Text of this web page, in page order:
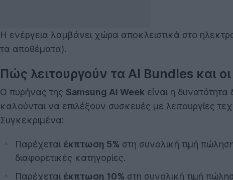
Η ενέργεια λαμβάνει χώρα αποκλειστικά στο
τα αποθέματα).
Πώς λειτουργούν τα AI Bundles και
Ο πυρήνας της Samsung AI Week είναι η
καλούνται να επιλέξουν συσκευές με λειτουργίες
Συγκεκριμένα:
Παρέχεται έκπτωση 5% στη συνολική τιμή
διαφορετικές κατηγορίες.
Παρέχεται έκπτωση 10% στη συνολική τιμή